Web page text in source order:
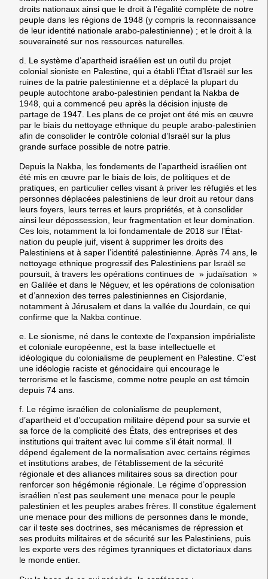
droits nationaux ainsi que le droit à l’égalité complète de notre
peuple dans les régions de 1948 (y compris la reconnaissance
de leur identité nationale arabo-palestinienne) ; et le droit à la
souveraineté sur nos ressources naturelles.
d. Le système d’apartheid israélien est un outil du projet
colonial sioniste en Palestine, qui a établi l’État d’Israël sur les
ruines de la patrie palestinienne et a déplacé la plupart du
peuple autochtone arabo-palestinien pendant la Nakba de
1948, qui a commencé peu après la décision injuste de
partage de 1947. Les plans de ce projet ont été mis en œuvre
par le biais du nettoyage ethnique du peuple arabo-palestinien
afin de consolider le contrôle colonial d’Israël sur la plus
grande surface possible de notre patrie.
Depuis la Nakba, les fondements de l’apartheid israélien ont
été mis en œuvre par le biais de lois, de politiques et de
pratiques, en particulier celles visant à priver les réfugiés et les
personnes déplacées palestiniens de leur droit au retour dans
leurs foyers, leurs terres et leurs propriétés, et à consolider
ainsi leur dépossession, leur fragmentation et leur domination.
Ces lois, notamment la loi fondamentale de 2018 sur l’État-
nation du peuple juif, visent à supprimer les droits des
Palestiniens et à saper l’identité palestinienne. Après 74 ans, le
nettoyage ethnique progressif des Palestiniens par Israël se
poursuit, à travers les opérations continues de » judaïsation »
en Galilée et dans le Néguev, et les opérations de colonisation
et d’annexion des terres palestiniennes en Cisjordanie,
notamment à Jérusalem et dans la vallée du Jourdain, ce qui
confirme que la Nakba continue.
e. Le sionisme, né dans le contexte de l’expansion impérialiste
et coloniale européenne, est la base intellectuelle et
idéologique du colonialisme de peuplement en Palestine. C’est
une idéologie raciste et génocidaire qui encourage le
terrorisme et le fascisme, comme notre peuple en est témoin
depuis 74 ans.
f. Le régime israélien de colonialisme de peuplement,
d’apartheid et d’occupation militaire dépend pour sa survie et
sa force de la complicité des États, des entreprises et des
institutions qui traitent avec lui comme s’il était normal. Il
dépend également de la normalisation avec certains régimes
et institutions arabes, de l’établissement de la sécurité
régionale et des alliances militaires sous sa direction pour
renforcer son hégémonie régionale. Le régime d’oppression
israélien n’est pas seulement une menace pour le peuple
palestinien et les peuples arabes frères. Il constitue également
une menace pour des millions de personnes dans le monde,
car il teste ses doctrines, ses mécanismes de répression et
ses produits militaires et de sécurité sur les Palestiniens, puis
les exporte vers des régimes tyranniques et dictatoriaux dans
le monde entier.